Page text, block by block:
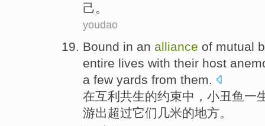
己 。
youdao
Bound in an alliance of mutual
entire lives with their host
a few yards from them.
在互利 共生的约束中， 小丑鱼 一
游出超过它们 几米的地方。